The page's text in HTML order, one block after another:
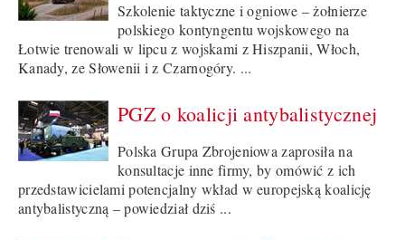
Szkolenie taktyczne i ogniowe – żołnierze
polskiego kontyngentu wojskowego na
Łotwie trenowali w lipcu z wojskami z Hiszpanii, Włoch,
Kanady, ze Słowenii i z Czarnogóry. ...
PGZ o koalicji antybalistycznej
Polska Grupa Zbrojeniowa zaprosiła na
konsultacje inne firmy, by omówić z ich
przedstawicielami potencjalny wkład w europejską koalicję
antybalistyczną – powiedział dziś ...